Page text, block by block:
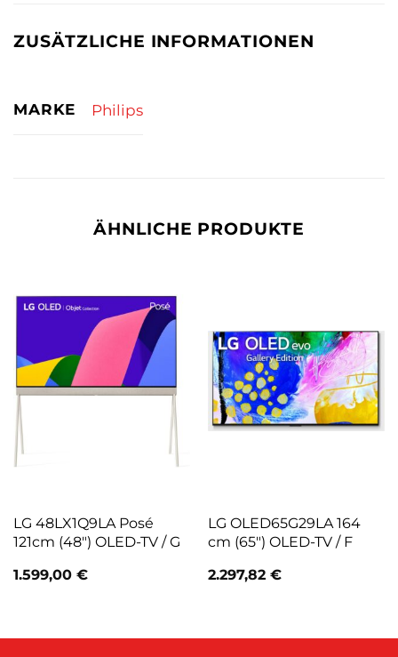
ZUSÄTZLICHE INFORMATIONEN
MARKE Philips
ÄHNLICHE PRODUKTE
LG 48LX1Q9LA Posé
121cm (48″) OLED-TV / G
1.599,00 €
LG OLED65G29LA 164
cm (65″) OLED-TV / F
2.297,82 €